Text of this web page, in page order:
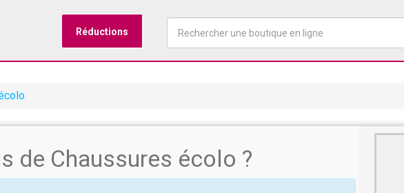
Réductions
de Chaussures écolo ?